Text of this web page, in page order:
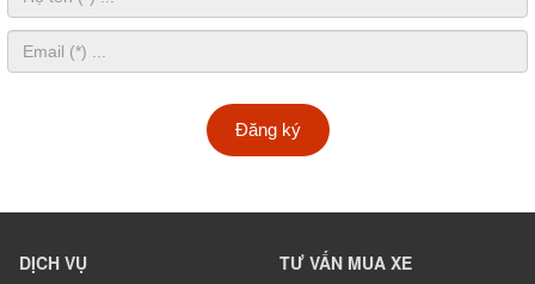
Đăng ký
DỊCH VỤ TƯ VẤN MUA XE